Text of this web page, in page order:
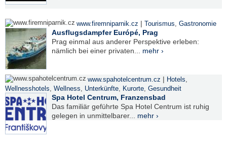
www.firemniparnik.cz | Tourismus, Gastronomie
Ausflugsdampfer Európé, Prag
Prag einmal aus anderer Perspektive erleben:
nämlich bei einer privaten... mehr ›
www.spahotelcentrum.cz | Hotels,
Wellnesshotels, Wellness, Unterkünfte, Kurorte, Gesundheit
Spa Hotel Centrum, Franzensbad
Das familiär geführte Spa Hotel Centrum ist ruhig
gelegen in unmittelbarer... mehr ›